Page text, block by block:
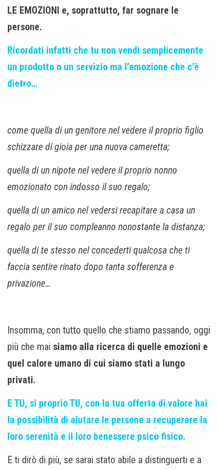
LE EMOZIONI e, soprattutto, far sognare le
persone.
Ricordati infatti che tu non vendi semplicemente
un prodotto o un servizio ma l’emozione che c’è
dietro…
come quella di un genitore nel vedere il proprio figlio
schizzare di gioia per una nuova cameretta;
quella di un nipote nel vedere il proprio nonno
emozionato con indosso il suo regalo;
quella di un amico nel vedersi recapitare a casa un
regalo per il suo compleanno nonostante la distanza;
quella di te stesso nel concederti qualcosa che ti
faccia sentire rinato dopo tanta sofferenza e
privazione…
Insomma, con tutto quello che stiamo passando, oggi
più che mai siamo alla ricerca di quelle emozioni e
quel calore umano di cui siamo stati a lungo
privati.
E TU, si proprio TU, con la tua offerta di valore hai
la possibilità di aiutare le persone a recuperare la
loro serenità e il loro benessere psico fisico.
E ti dirò di più, se sarai stato abile a distinguerti e a